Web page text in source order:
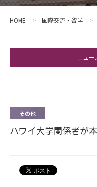
HOME 国際交流・留学
ニュー
その他
ハワイ大学関係者が